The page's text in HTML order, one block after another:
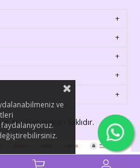
- Tüm Hakları Saklıdır.
ve